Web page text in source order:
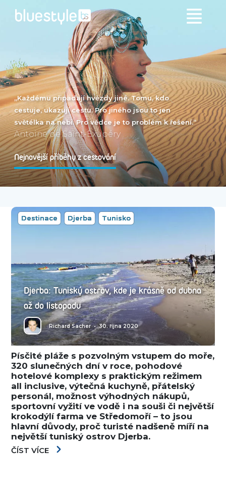
„Každému připadají hvězdy jiné. Tomu, kdo
cestuje, ukazují cestu. Pro jiného jsou to jen
světélka na nebi. Pro vědce je to problém k řešení.“
Antoine de Saint-Exupéry
Nejnovější příběhy z cestování
Destinace Djerba Tunisko
Djerba: Tuniský ostrov, kde je krásně od dubna
až do listopadu
Richard Sacher•30. října 2020
Písčité pláže s pozvolným vstupem do moře,
320 slunečných dní v roce, pohodové
hotelové komplexy s praktickým režimem
all inclusive, výtečná kuchyně, přátelský
personál, možnost výhodných nákupů,
sportovní vyžití ve vodě i na souši či největší
krokodýlí farma ve Středomoří – to jsou
hlavní důvody, proč turisté nadšeně míří na
největší tuniský ostrov Djerba.
ČÍST VÍCE